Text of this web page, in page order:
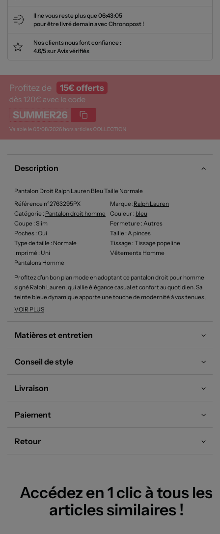
Il ne vous reste plus que06:43:04
pour être livré demain avec Chronopost !
Nos clients nous font confiance :
4.6/5 sur Avis vérifiés
Description
Pantalon Droit Ralph Lauren Bleu Taille Normale
Référence n°2763295PX
Marque :Ralph Lauren
Catégorie : Pantalon droit homme Couleur : bleu
Coupe : Slim Fermeture : Autres
Poches : Oui Taille : A pinces
Type de taille : Normale Tissage : Tissage popeline
Imprimé : Uni
Vêtements Homme
Pantalons Homme
Profitez d’un bon plan mode en adoptant ce pantalon droit pour homme
signé Ralph Lauren, qui allie élégance casual et confort au quotidien. Sa
teinte bleue dynamique apporte une touche de modernité à vos tenues,
tandis que la coupe droite offre une silhouette épurée facile à associer,
VOIR PLUS
Matières et entretien
Conseil de style
Livraison
Paiement
Retour
Accédez en 1 clic à tous les
articles similaires !